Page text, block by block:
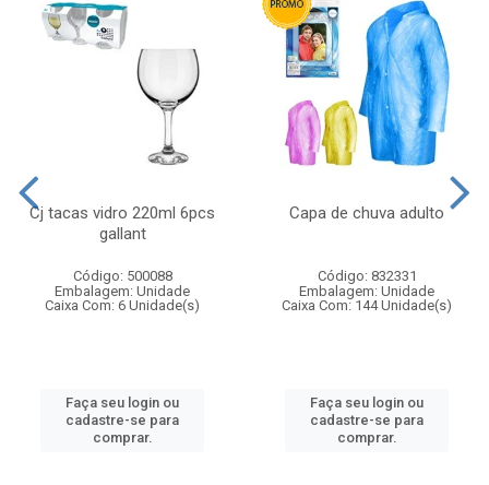
Cj tacas vidro 220ml 6pcs
gallant
Código: 500088
Embalagem: Unidade
Caixa Com: 6 Unidade(s)
Faça seu login ou
cadastre-se para
comprar.
Capa de chuva adulto
Código: 832331
Embalagem: Unidade
Caixa Com: 144 Unidade(s)
Faça seu login ou
cadastre-se para
comprar.